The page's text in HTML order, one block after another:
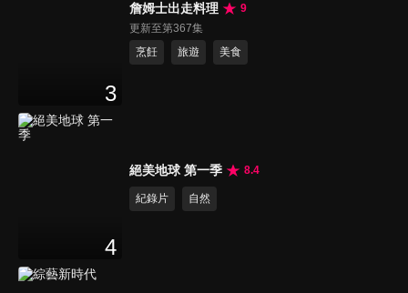
3
詹姆士出走料理
9
更新至第367集
烹飪
旅遊 美食
4
絕美地球 第一季 8.4
紀錄片 自然